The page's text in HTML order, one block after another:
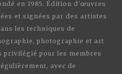
en 1985. Édition d'œuvres
et signées par des artistes
les techniques de
photographie et art
privilégié pour les membres
avec de